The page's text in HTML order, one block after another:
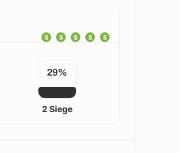
S
S
S
S
S
29%
2 Siege